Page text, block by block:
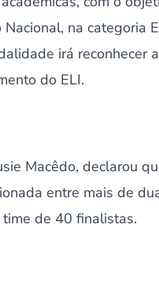
Nacional, na
irá reconhecer
do ELI.
Macêdo, declarou
entre mais de
de 40 finalistas.